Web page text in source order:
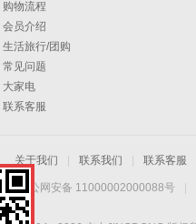
购物流程
会员介绍
生活旅行/团购
常见问题
大家电
联系客服
关于我们 联系我们 联系客服
京公网安备 11000002000088号